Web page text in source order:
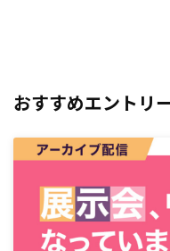
おすすめエントリ